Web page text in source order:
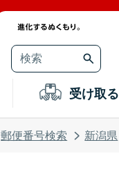
受け取る
郵便番号検索 新潟県